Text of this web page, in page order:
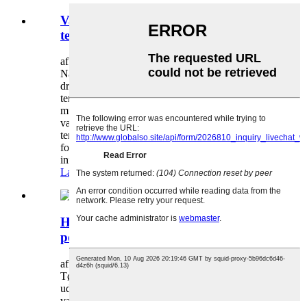
Vandtætte vs. almindelige
termoposer: Hvilken er bedre?
af administrator 2024-07-26
Når det kommer til at holde din mad og
drikkevarer ved den perfekte temperatur, er en
termopose et vigtigt værktøj. Men med så mange
muligheder tilgængelige, kan det være svært at
vælge mellem en vandtæt og en almindelig
termopose. Lad os nedbryde de vigtigste
forskelle for at hjælpe dig med at skabe et
informeret...
Læs mere
Hvordan vedligeholder du tørre
poser?
af administrator 2024-07-22
Tørre poser er et must-have tilbehør for
udendørsentusiaster, især dem, der deltager i